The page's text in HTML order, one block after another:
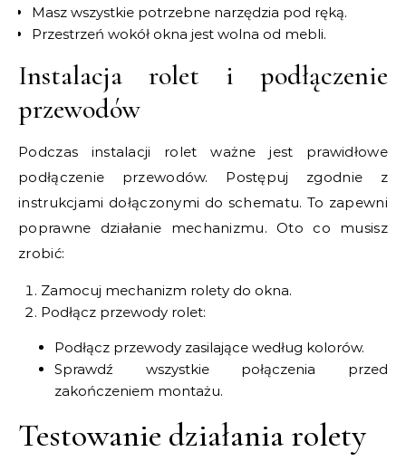
Masz wszystkie potrzebne narzędzia pod ręką.
Przestrzeń wokół okna jest wolna od mebli.
Instalacja rolet i podłączenie
przewodów
Podczas instalacji rolet ważne jest prawidłowe
podłączenie przewodów. Postępuj zgodnie z
instrukcjami dołączonymi do schematu. To zapewni
poprawne działanie mechanizmu. Oto co musisz
zrobić:
Zamocuj mechanizm rolety do okna.
Podłącz przewody rolet:
Podłącz przewody zasilające według kolorów.
Sprawdź wszystkie połączenia przed
zakończeniem montażu.
Testowanie działania rolety